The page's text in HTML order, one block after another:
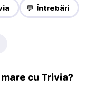
💬 Întrebări
cu Trivia?